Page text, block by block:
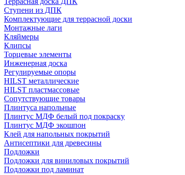
Ступени из ДПК
Комплектующие для террасной доски
Монтажные лаги
Кляймеры
Клипсы
Торцевые элементы
Инженерная доска
Регулируемые опоры
HILST металлические
HILST пластмассовые
Сопутствующие товары
Плинтуса напольные
Плинтус МДФ белый под покраску
Плинтус МДФ экошпон
Клей для напольных покрытий
Антисептики для древесины
Подложки
Подложки для виниловых покрытий
Подложки под ламинат